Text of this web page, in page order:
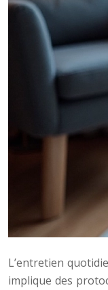
L’entretien
implique des